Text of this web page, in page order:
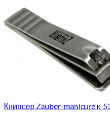
Книпсер Zauber-manicure к-